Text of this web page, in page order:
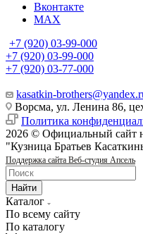
Вконтакте
MAX
+7 (920) 03-99-000
+7 (920) 03-99-000
+7 (920) 03-77-000
kasatkin-
Ворсма, ул. Ленина 86,
Политика
2026 © Официальный сайт
"Кузница Братьев
Поддержка сайта Веб-студия Апсель
Найти
Каталог
По всему сайту
По каталогу